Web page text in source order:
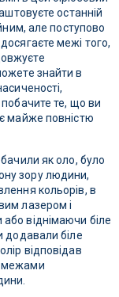
останній
але поступово
межі того,
знайти в
те, що ви
майже повністю
як оло, було
зору людини,
кольорів, в
лазером і
віднімаючи біле
додавали біле
відповідав
межами